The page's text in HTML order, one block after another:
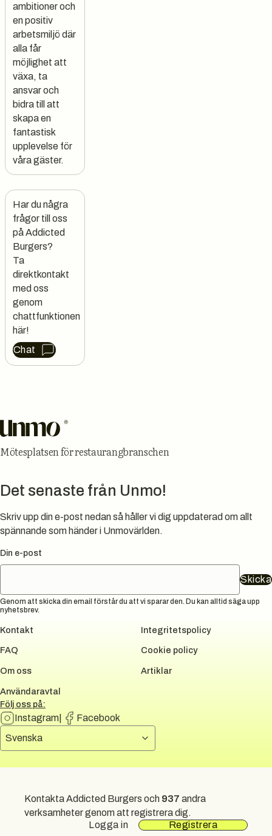
Kontakta Addicted Burgers och 937 andra
verksamheter genom att registrera dig.
Logga in
Registrera
ambitioner och
en positiv
arbetsmiljö där
alla får
möjlighet att
växa, ta
ansvar och
bidra till att
skapa en
fantastisk
upplevelse för
våra gäster.
Har du några
frågor till oss
på Addicted
Burgers?
Ta
direktkontakt
med oss
genom
chattfunktionen
här!
Chat
Mötesplatsen för restaurangbranschen
Det senaste från Unmo!
Skriv upp din e-post nedan så håller vi dig uppdaterad om allt
spännande som händer i Unmovärlden.
Din e-post
Skicka
Genom att skicka din email förstår du att vi sparar den. Du kan alltid säga upp
nyhetsbrev.
Kontakt
FAQ
Om oss
Användaravtal
Integritetspolicy
Cookie policy
Artiklar
Följ oss på:
Instagram
Facebook
Välj språk
Svenska
DUNI GROUP
All rights reserved.
2026